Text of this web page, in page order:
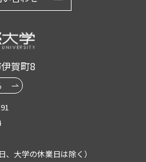
賀町8
大学の休業日は除く）